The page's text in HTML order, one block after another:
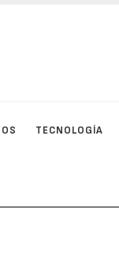
TECNOLOGÍA